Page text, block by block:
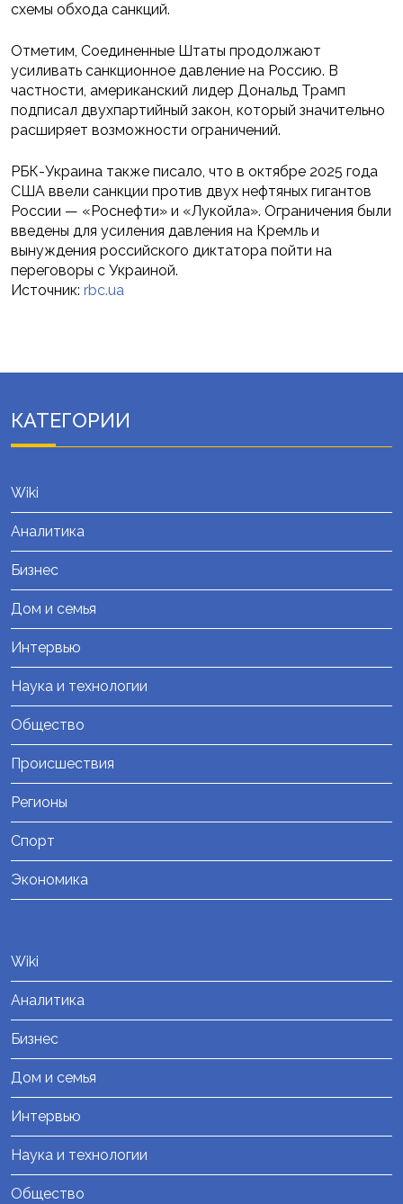
схемы обхода санкций.
Отметим, Соединенные Штаты продолжают
усиливать санкционное давление на Россию. В
частности, американский лидер Дональд Трамп
подписал двухпартийный закон, который значительно
расширяет возможности ограничений.
РБК-Украина также писало, что в октябре 2025 года
США ввели санкции против двух нефтяных гигантов
России — «Роснефти» и «Лукойла». Ограничения были
введены для усиления давления на Кремль и
вынуждения российского диктатора пойти на
переговоры с Украиной.
Источник: rbc.ua
КАТЕГОРИИ
Wiki
Аналитика
Бизнес
Дом и семья
Интервью
Наука и технологии
Общество
Происшествия
Регионы
Спорт
Экономика
Wiki
Аналитика
Бизнес
Дом и семья
Интервью
Наука и технологии
Общество